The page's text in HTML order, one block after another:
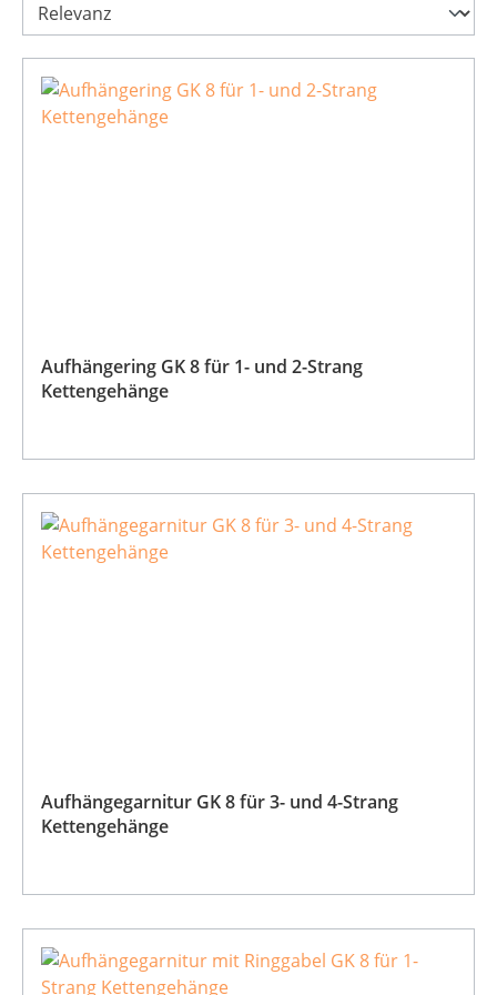
Aufhängering GK 8 für 1- und 2-Strang
Kettengehänge
Aufhängegarnitur GK 8 für 3- und 4-Strang
Kettengehänge